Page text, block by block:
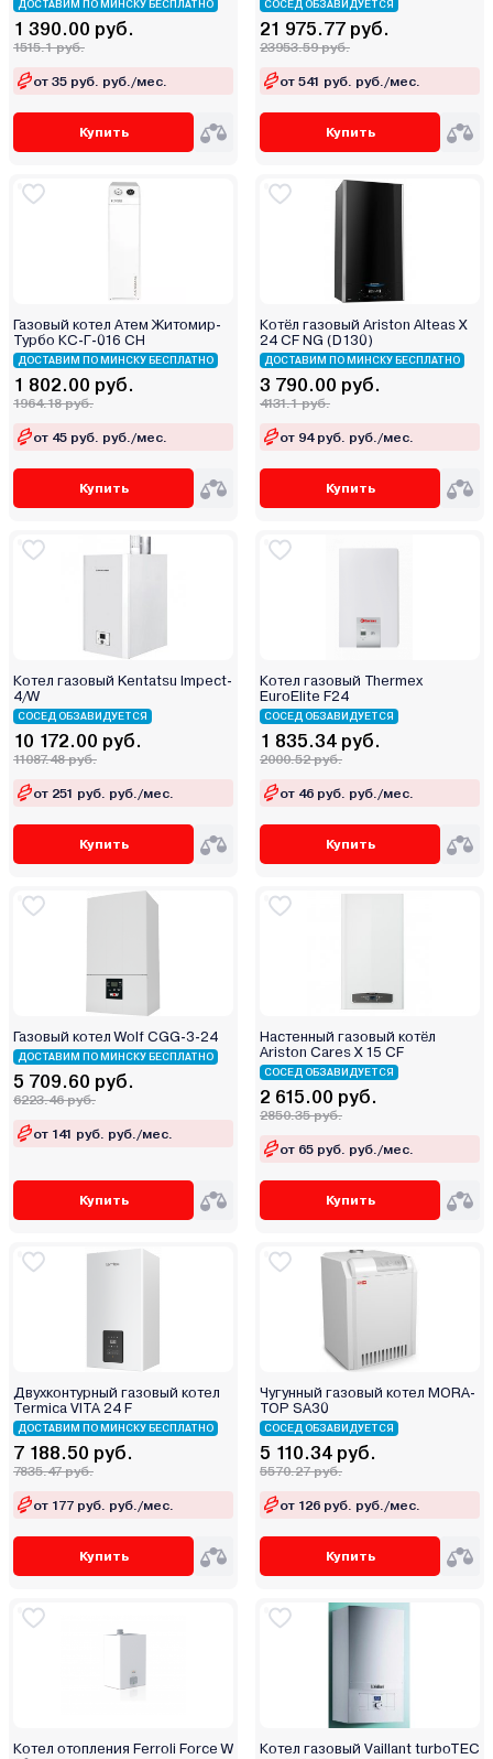
ДОСТАВИМ ПО МИНСКУ БЕСПЛАТНО
1 390.00 руб.
1515.1 руб.
от 35 руб. руб./мес.
Купить
СОСЕД ОБЗАВИДУЕТСЯ
21 975.77 руб.
23953.59 руб.
от 541 руб. руб./мес.
Купить
Газовый котел Атем Житомир-
Турбо КС-Г-016 СН
ДОСТАВИМ ПО МИНСКУ БЕСПЛАТНО
1 802.00 руб.
1964.18 руб.
от 45 руб. руб./мес.
Купить
Котёл газовый Ariston Alteas X
24 CF NG (D130)
ДОСТАВИМ ПО МИНСКУ БЕСПЛАТНО
3 790.00 руб.
4131.1 руб.
от 94 руб. руб./мес.
Купить
Котел газовый Kentatsu Impect-
4/W
СОСЕД ОБЗАВИДУЕТСЯ
10 172.00 руб.
11087.48 руб.
от 251 руб. руб./мес.
Купить
Котел газовый Thermex
EuroElite F24
СОСЕД ОБЗАВИДУЕТСЯ
1 835.34 руб.
2000.52 руб.
от 46 руб. руб./мес.
Купить
Газовый котел Wolf CGG-3-24
ДОСТАВИМ ПО МИНСКУ БЕСПЛАТНО
5 709.60 руб.
6223.46 руб.
от 141 руб. руб./мес.
Купить
Настенный газовый котёл
Ariston Cares X 15 CF
СОСЕД ОБЗАВИДУЕТСЯ
2 615.00 руб.
2850.35 руб.
от 65 руб. руб./мес.
Купить
Двухконтурный газовый котел
Termica VITA 24 F
ДОСТАВИМ ПО МИНСКУ БЕСПЛАТНО
7 188.50 руб.
7835.47 руб.
от 177 руб. руб./мес.
Купить
Чугунный газовый котел MORA-
TOP SA30
СОСЕД ОБЗАВИДУЕТСЯ
5 110.34 руб.
5570.27 руб.
от 126 руб. руб./мес.
Купить
Котел отопления Ferroli Force W
Котел газовый Vaillant turboTEC